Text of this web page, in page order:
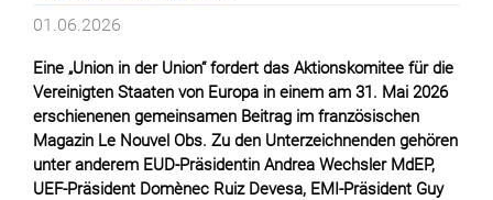
01.06.2026
Eine „Union in der Union“ fordert das Aktionskomitee für die
Vereinigten Staaten von Europa in einem am 31. Mai 2026
erschienenen gemeinsamen Beitrag im französischen
Magazin Le Nouvel Obs. Zu den Unterzeichnenden gehören
unter anderem EUD-Präsidentin Andrea Wechsler MdEP,
UEF-Präsident Domènec Ruiz Devesa, EMI-Präsident Guy